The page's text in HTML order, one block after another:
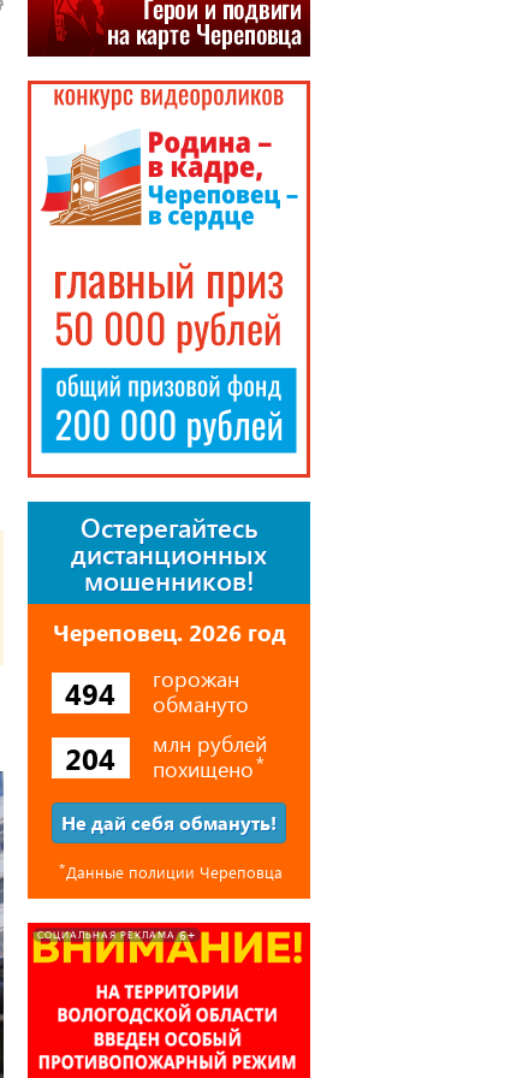
Остерегайтесь
дистанционных
мошенников!
Череповец. 2026 год
494
горожан
обмануто
204
млн рублей
похищено⃰
Не дай себя обмануть!
⃰Данные полиции Череповца
СОЦИАЛЬНАЯ РЕКЛАМА 6+